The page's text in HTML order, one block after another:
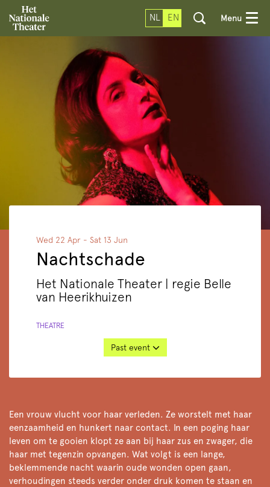
NL EN Menu
Nachtschade
Het Nationale Theater | regie Belle
van Heerikhuizen
Wed 22 Apr - Sat 13 Jun
THEATRE
Past event
Een vrouw vlucht voor haar verleden. Ze worstelt met haar
eenzaamheid en hunkert naar contact. In een poging haar
leven om te gooien klopt ze aan bij haar zus en zwager, die
haar met tegenzin opvangen. Wat volgt is een lange,
beklemmende nacht waarin oude wonden open gaan,
verhoudingen steeds verder onder druk komen te staan en